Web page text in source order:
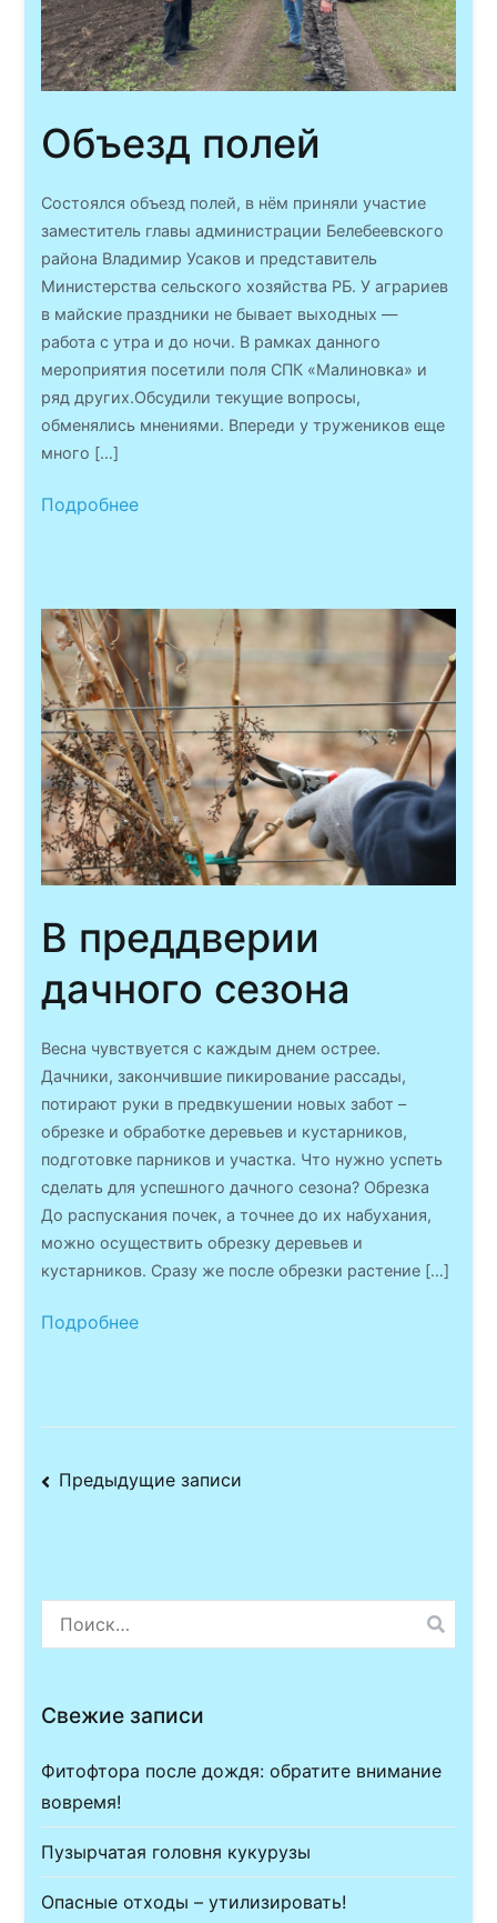
Объезд полей
Состоялся объезд полей, в нём приняли участие
заместитель главы администрации Белебеевского
района Владимир Усаков и представитель
Министерства сельского хозяйства РБ. У аграриев
в майские праздники не бывает выходных —
работа с утра и до ночи. В рамках данного
мероприятия посетили поля СПК «Малиновка» и
ряд других.Обсудили текущие вопросы,
обменялись мнениями. Впереди у тружеников еще
много […]
Подробнее
В преддверии
дачного сезона
Весна чувствуется с каждым днем острее.
Дачники, закончившие пикирование рассады,
потирают руки в предвкушении новых забот –
обрезке и обработке деревьев и кустарников,
подготовке парников и участка. Что нужно успеть
сделать для успешного дачного сезона? Обрезка
До распускания почек, а точнее до их набухания,
можно осуществить обрезку деревьев и
кустарников. Сразу же после обрезки растение […]
Подробнее
Навигация
записям
Предыдущие записи
Найти:
Свежие записи
Фитофтора после дождя: обратите внимание
вовремя!
Пузырчатая головня кукурузы
Опасные отходы – утилизировать!